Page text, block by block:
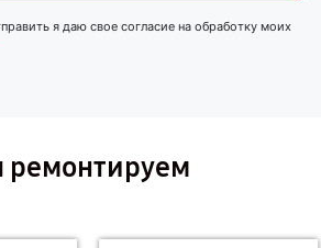
я даю свое согласие на обработку моих